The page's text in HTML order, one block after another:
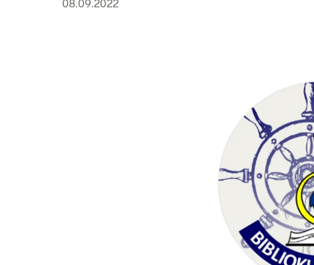
08.09.2022